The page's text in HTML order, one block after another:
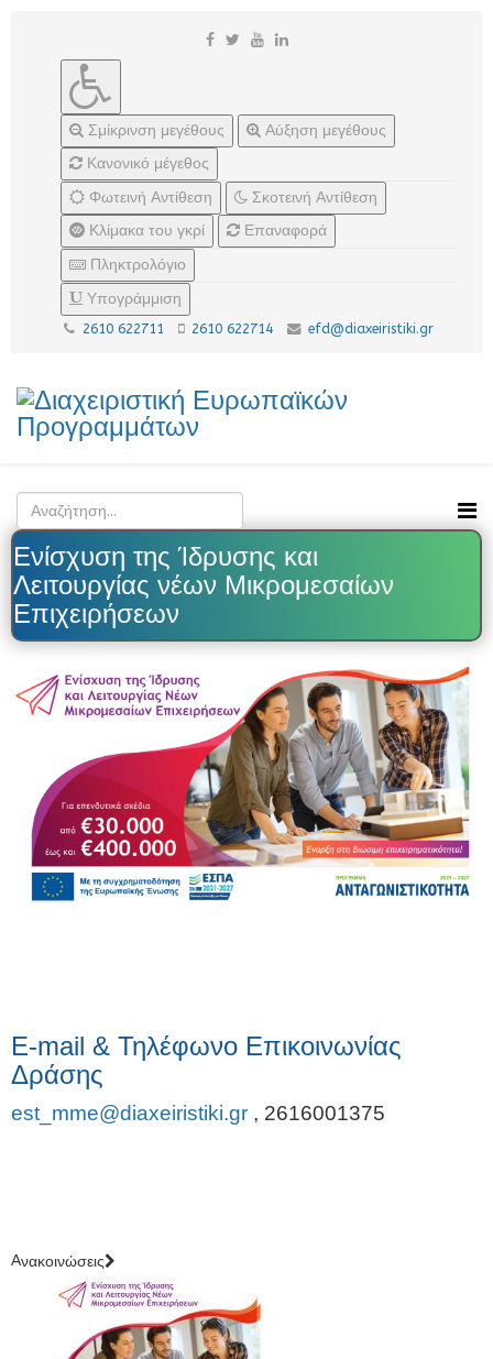
Σμίκρινση μεγέθους
Αύξηση μεγέθους
Κανονικό μέγεθος
Φωτεινή Αντίθεση
Σκοτεινή Αντίθεση
Κλίμακα του γκρί
Επαναφορά
Πληκτρολόγιο
Υπογράμμιση
2610 622711 2610 622714 efd@diaxeiristiki.gr
Ενίσχυση της Ίδρυσης και
Λειτουργίας νέων Μικρομεσαίων
Επιχειρήσεων
E-mail & Τηλέφωνο Επικοινωνίας
Δράσης
est_mme@diaxeiristiki.gr , 2616001375
Aνακοινώσεις